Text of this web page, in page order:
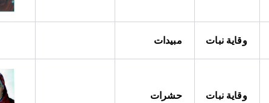
وقاية نبات مبيدات
وقاية نبات حشرات